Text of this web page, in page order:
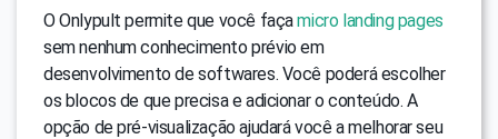
O Onlypult permite que você façamicro landing pages
sem nenhum conhecimento prévio em
desenvolvimento de softwares. Você poderá escolher
os blocos de que precisa e adicionar o conteúdo. A
opção de pré-visualização ajudará você a melhorar seu